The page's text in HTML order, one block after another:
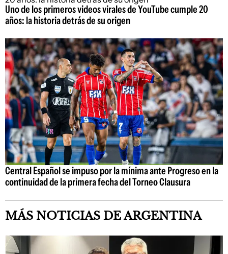
Uno de los primeros videos virales de YouTube cumple 20
años: la historia detrás de su origen
Central Español se impuso por la mínima ante Progreso en la
continuidad de la primera fecha del Torneo Clausura
MÁS NOTICIAS DE ARGENTINA